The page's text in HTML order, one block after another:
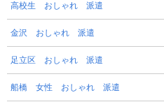
高校生 おしゃれ 派遣
金沢 おしゃれ 派遣
足立区 おしゃれ 派遣
船橋 女性 おしゃれ 派遣